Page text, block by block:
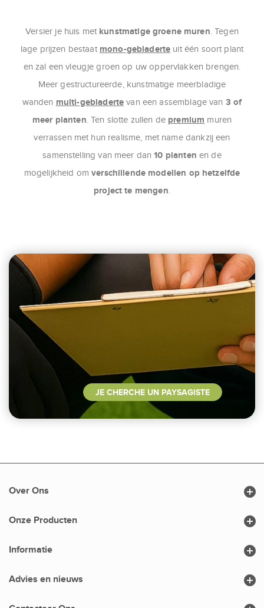
Versier je huis met kunstmatige groene muren. Tegen
lage prijzen bestaat mono-gebladerte uit één soort plant
en zal een vleugje groen op uw oppervlakken brengen.
Meer gestructureerde, kunstmatige meerbladige
wanden multi-gebladerte van een assemblage van 3 of
meer planten. Ten slotte zullen de premium muren
verrassen met hun realisme, met name dankzij een
samenstelling van meer dan10 planten en de
mogelijkheid om verschillende modellen op hetzelfde
project te mengen.
JE CHERCHE UN PAYSAGISTE
Over Ons 
Onze Producten 
Informatie 
Advies en nieuws 